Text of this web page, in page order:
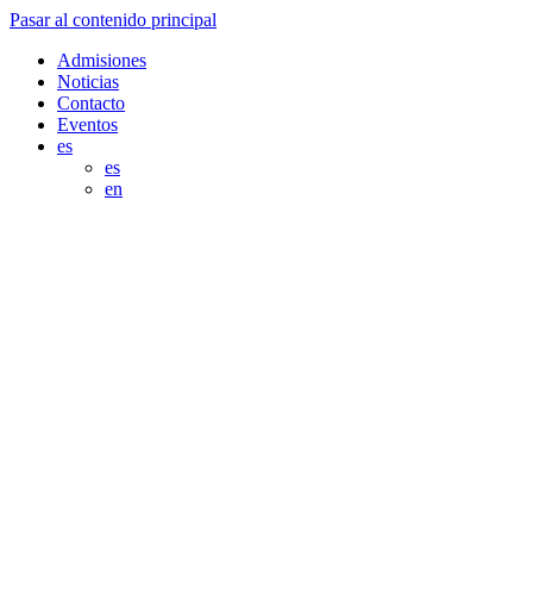
Pasar al contenido principal
Admisiones
Noticias
Contacto
Eventos
es
es
en